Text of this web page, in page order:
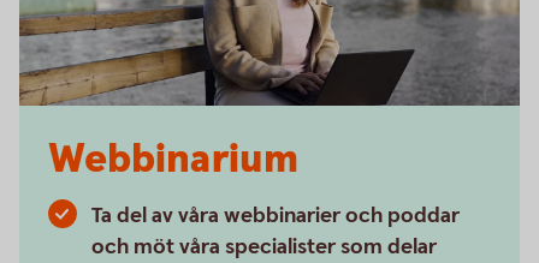
Webbinarium
Ta del av våra webbinarier och poddar
och möt våra specialister som delar